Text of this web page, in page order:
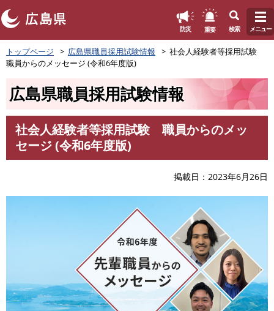
ペ
ー
ジ
防災 重要 検索 メニュー
トップページ 広島県職員採用試験情報
社会人経験者等採用試験
職員からのメッセージ (令和6年度版)
広島県職員採用試験情報
社会人経験者等採用試験 職員からのメッ
セージ (令和6年度版)
掲載日 2023年6月26日